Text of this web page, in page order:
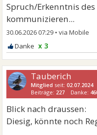
Spruch/Erkenntnis
kommunizieren...
30.06.2026 07:29 •
x 3
Tauberich
Mitglied seit:02.07.2024
Beiträge: 227 Danke:
Blick nach draussen:
Diesig, könnte noch